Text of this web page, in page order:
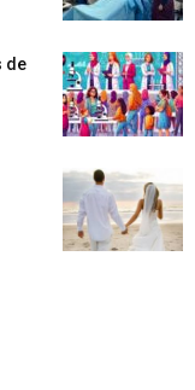
de